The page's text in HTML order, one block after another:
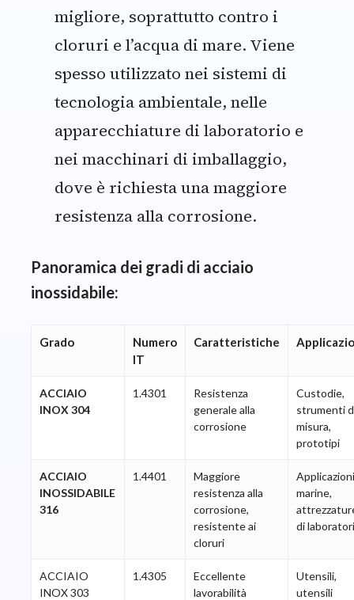
migliore, soprattutto contro i
cloruri e l’acqua di mare. Viene
spesso utilizzato nei sistemi di
tecnologia ambientale, nelle
apparecchiature di laboratorio e
nei macchinari di imballaggio,
dove è richiesta una maggiore
resistenza alla corrosione.
Panoramica dei gradi di acciaio
inossidabile:
Grado
Numero
IT
Caratteristiche
ACCIAIO
INOX 304
1.4301
Resistenza
generale alla
corrosione
Custodie,
strumenti
misura,
prototipi
ACCIAIO
INOSSIDABILE
316
1.4401
Maggiore
resistenza alla
corrosione,
resistente ai
cloruri
Applicazioni
marine,
di
ACCIAIO
INOX 303
1.4305
Eccellente
lavorabilità
Utensili,
utensili